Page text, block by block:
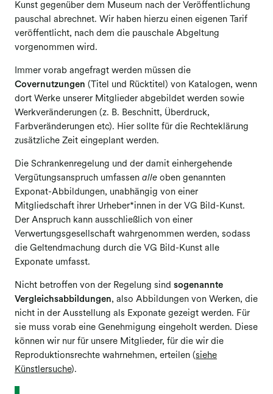
Kunst gegenüber dem Museum nach der Veröffentlichung
pauschal abrechnet. Wir haben hierzu einen eigenen Tarif
veröffentlicht, nach dem die pauschale Abgeltung
vorgenommen wird.
Immer vorab angefragt werden müssen die
Covernutzungen (Titel und Rücktitel) von Katalogen, wenn
dort Werke unserer Mitglieder abgebildet werden sowie
Werkveränderungen (z. B. Beschnitt, Überdruck,
Farbveränderungen etc). Hier sollte für die Rechteklärung
zusätzliche Zeit eingeplant werden.
Die Schrankenregelung und der damit einhergehende
Vergütungsanspruch umfassen alle oben genannten
Exponat-Abbildungen, unabhängig von einer
Mitgliedschaft ihrer Urheber*innen in der VG Bild-Kunst.
Der Anspruch kann ausschließlich von einer
Verwertungsgesellschaft wahrgenommen werden, sodass
die Geltendmachung durch die VG Bild-Kunst alle
Exponate umfasst.
Nicht betroffen von der Regelung sind sogenannte
Vergleichsabbildungen, also Abbildungen von Werken, die
nicht in der Ausstellung als Exponate gezeigt werden. Für
sie muss vorab eine Genehmigung eingeholt werden. Diese
können wir nur für unsere Mitglieder, für die wir die
Reproduktionsrechte wahrnehmen, erteilen (siehe
Künstlersuche).